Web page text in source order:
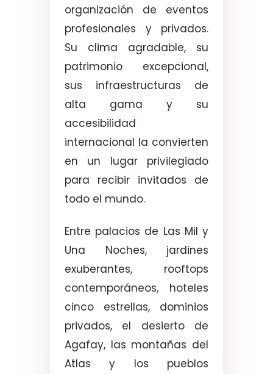
organización de eventos
profesionales y privados.
Su clima agradable, su
patrimonio excepcional,
sus infraestructuras de
alta gama y su
accesibilidad
internacional la convierten
en un lugar privilegiado
para recibir invitados de
todo el mundo.
Entre palacios de Las Mil y
Una Noches, jardines
exuberantes, rooftops
contemporáneos, hoteles
cinco estrellas, dominios
privados, el desierto de
Agafay, las montañas del
Atlas y los pueblos